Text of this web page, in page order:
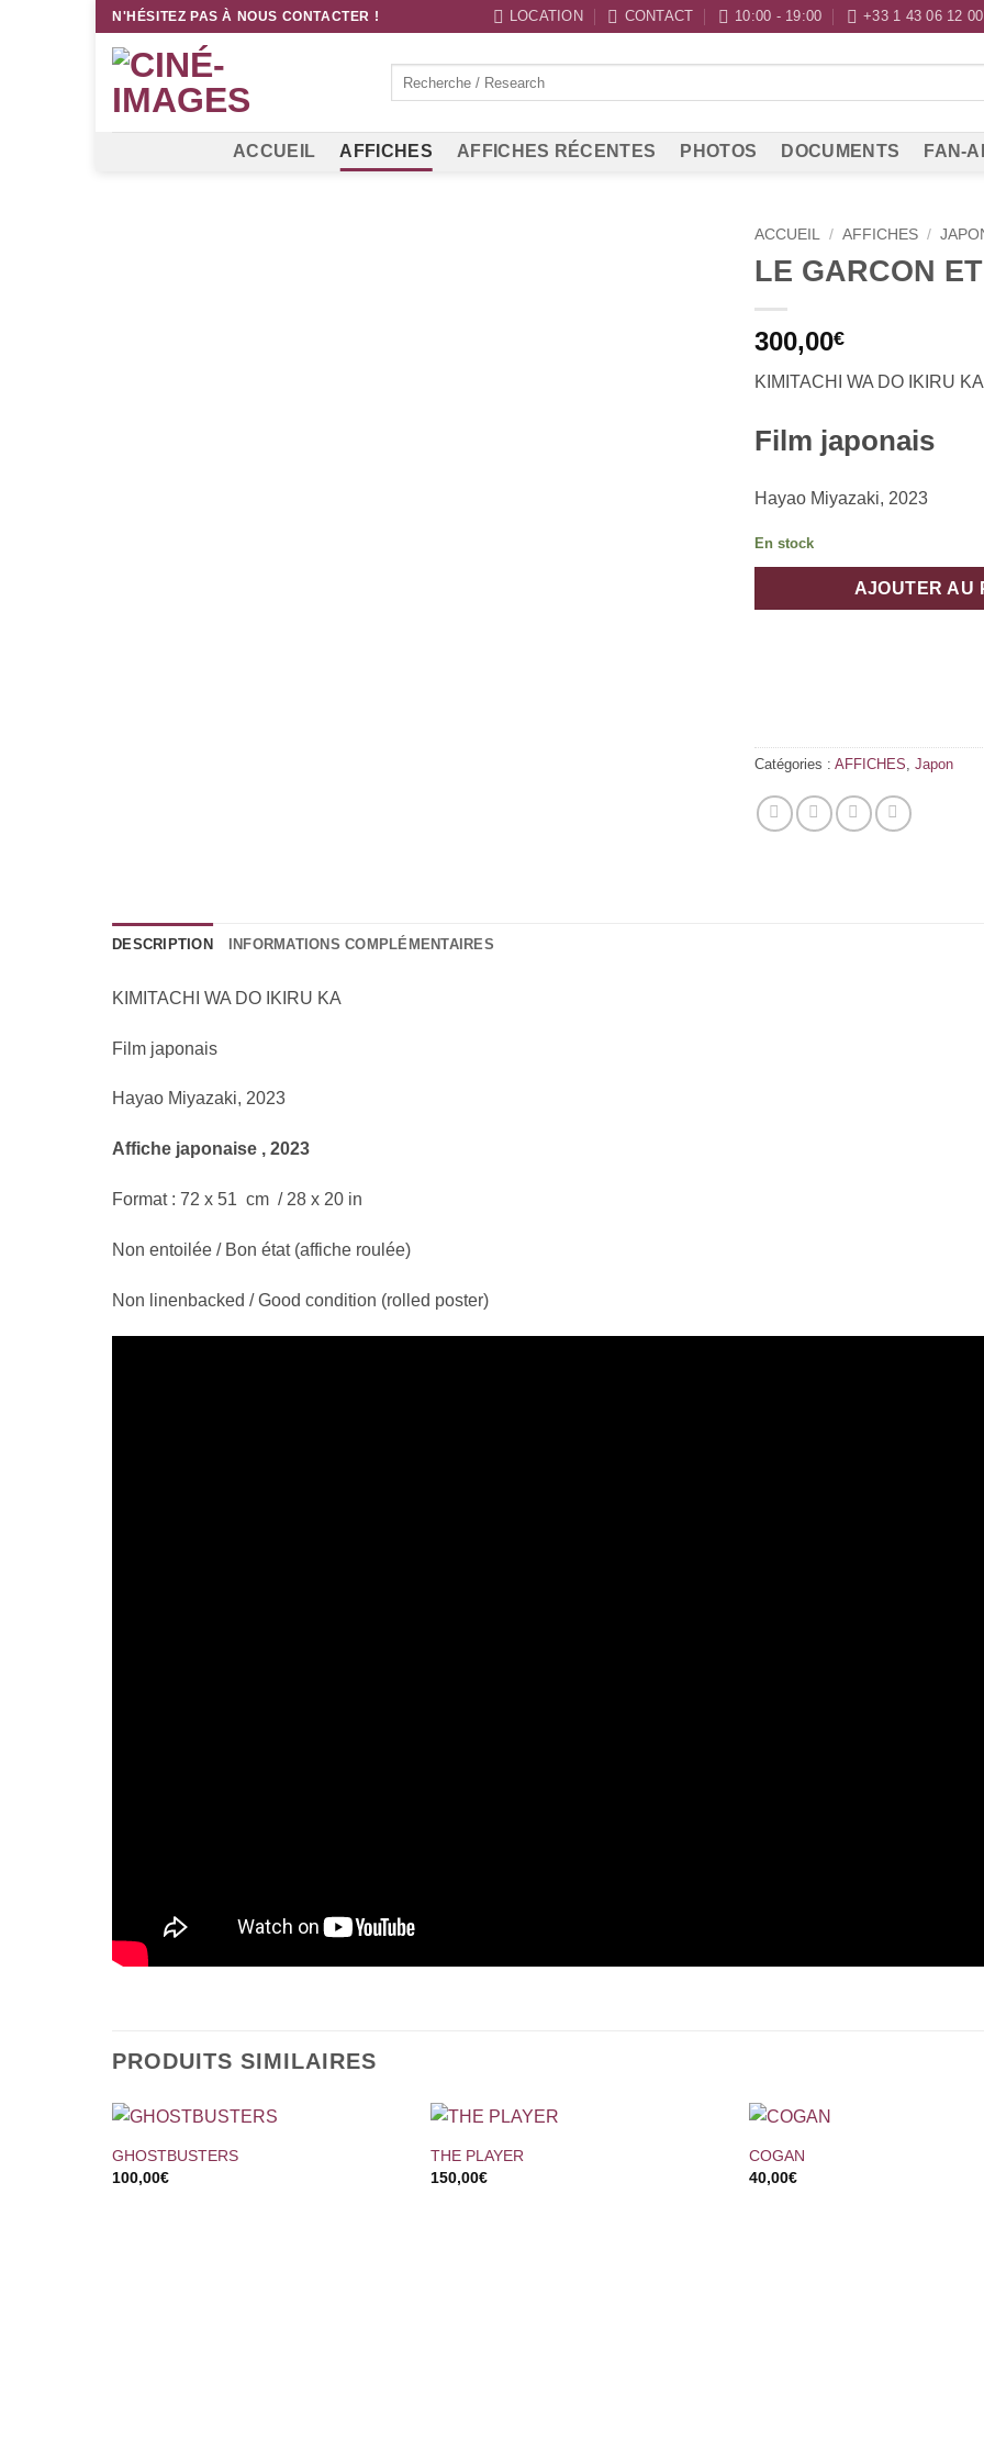
Passer
contenu
N'HÉSITEZ PAS À NOUS CONTACTER ! LOCATION CONTACT 10:00 - 19:00 +33 1 43 06 12 00
ACCUEIL AFFICHES AFFICHES RÉCENTES PHOTOS DOCUMENTS FAN-
ACCUEIL / AFFICHES /
LE GARCON
300,00€
KIMITACHI WA DO IKIRU KA
Film japonais
Hayao Miyazaki, 2023
En stock
AJOUTER AU
Catégories : AFFICHES Japon
DESCRIPTION INFORMATIONS COMPLÉMENTAIRES
KIMITACHI WA DO IKIRU KA
Film japonais
Hayao Miyazaki, 2023
Affiche japonaise , 2023
Format : 72 x 51 cm / 28 x 20 in
Non entoilée / Bon état (affiche roulée)
Non linenbacked / Good condition (rolled poster)
PRODUITS SIMILAIRES
+
GHOSTBUSTERS
100,00€
+
THE PLAYER
150,00€
+
COGAN
40,00€